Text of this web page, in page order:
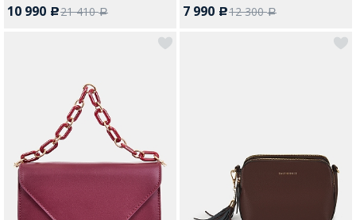
10 990 c21 410a 7 990 c12 300a